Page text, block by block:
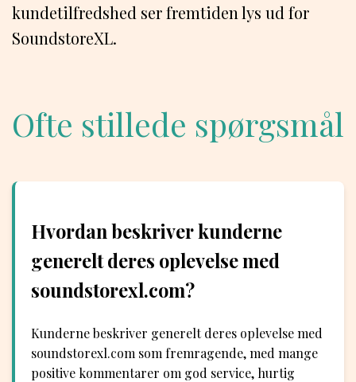
kundetilfredshed ser fremtiden lys ud for
SoundstoreXL.
Ofte stillede spørgsmål
Hvordan beskriver kunderne
generelt deres oplevelse med
soundstorexl.com?
Kunderne beskriver generelt deres oplevelse med
soundstorexl.com som fremragende, med mange
positive kommentarer om god service, hurtig